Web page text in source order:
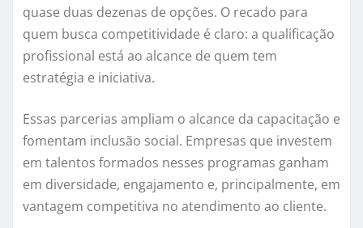
quase duas dezenas de opções. O recado para
quem busca competitividade é claro: a qualificação
profissional está ao alcance de quem tem
estratégia e iniciativa.
Essas parcerias ampliam o alcance da capacitação e
fomentam inclusão social. Empresas que investem
em talentos formados nesses programas ganham
em diversidade, engajamento e, principalmente, em
vantagem competitiva no atendimento ao cliente.